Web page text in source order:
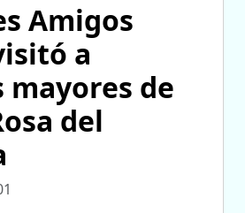
Amigos
a
de
del